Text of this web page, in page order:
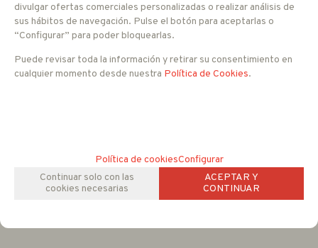
divulgar ofertas comerciales personalizadas o realizar análisis de
sus hábitos de navegación. Pulse el botón para aceptarlas o
“Configurar” para poder bloquearlas.
Puede revisar toda la información y retirar su consentimiento en
cualquier momento desde nuestra Política de Cookies.
Política de cookiesConfigurar
Continuar solo con las
cookies necesarias
ACEPTAR Y
CONTINUAR